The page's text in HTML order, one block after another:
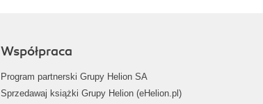
Współpraca
Program partnerski Grupy Helion SA
Sprzedawaj książki Grupy Helion (eHelion.pl)